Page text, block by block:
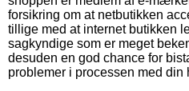
forsikring om at netbutikken
tillige med at internet butikken
sagkyndige som er meget
desuden en god chance for
problemer i processen med din